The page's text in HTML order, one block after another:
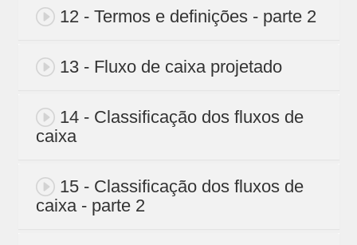
12 - Termos e definições - parte 2
13 - Fluxo de caixa projetado
14 - Classificação dos fluxos de
caixa
15 - Classificação dos fluxos de
caixa - parte 2